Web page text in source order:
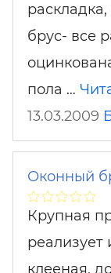
брус- все
пола …
13.03.2009
Оконный
Крупная
реализует
клееная,